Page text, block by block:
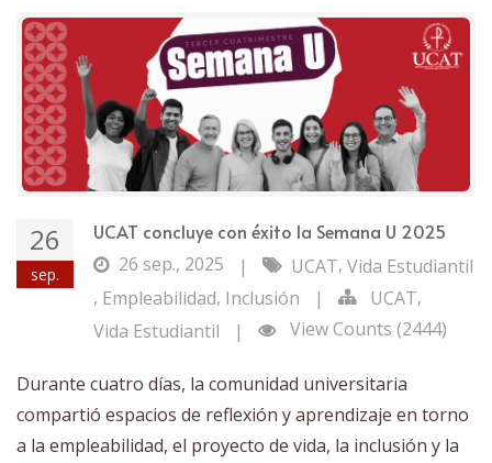
26
sep.
UCAT concluye con éxito la Semana U 2025
26 sep., 2025
| UCAT, Vida Estudiantil
, Empleabilidad, Inclusión | UCAT,
Vida Estudiantil
| View Counts (2444)
Durante cuatro días, la comunidad universitaria
compartió espacios de reflexión y aprendizaje en torno
a la empleabilidad, el proyecto de vida, la inclusión y la